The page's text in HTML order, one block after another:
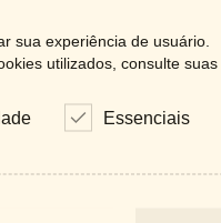
sua experiência de usuário.
utilizados, consulte suas
Essenciais